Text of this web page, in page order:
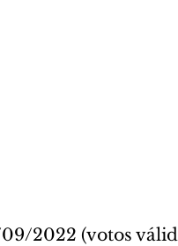
2022 (votos